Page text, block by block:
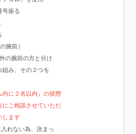
振る
前）
腕前の方と分け
、その２つを
に２名以内』の状態
相談させていただ
ます
ない為、決まっ